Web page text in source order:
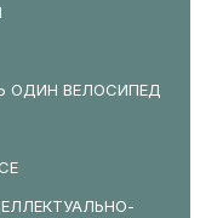
ОДИН ВЕЛОСИПЕД